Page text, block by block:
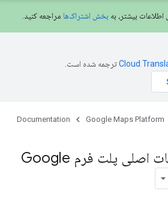
بیشتر، به بخش اشتراک‌ها مراجعه کنید.
ترجمه شده است.
Google Maps Platform
Documentation
لیست قیمت خدمات اصلی پلت فرم Google